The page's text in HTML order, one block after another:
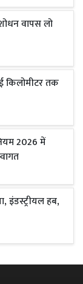
वापस लो
किलोमीटर तक
2026 में
इंडस्ट्रीयल हब,